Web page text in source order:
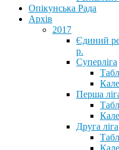
Опікунська Рада
Архів
2017
Єдиний
р.
Суперліга
Перша
Друга ліга